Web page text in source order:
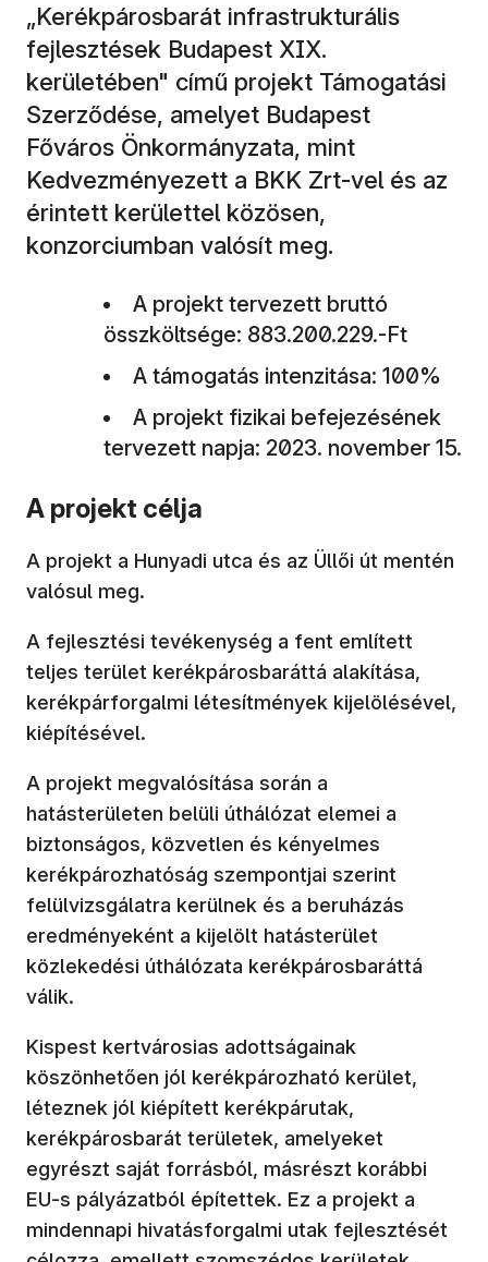
„Kerékpárosbarát infrastrukturális
fejlesztések Budapest XIX.
kerületében" című projekt Támogatási
Szerződése, amelyet Budapest
Főváros Önkormányzata, mint
Kedvezményezett a BKK Zrt-vel és az
érintett kerülettel közösen,
konzorciumban valósít meg.
A projekt tervezett bruttó
összköltsége: 883.200.229.-Ft
A támogatás intenzitása: 100%
A projekt fizikai befejezésének
tervezett napja: 2023. november 15.
A projekt célja
A projekt a Hunyadi utca és az Üllői út mentén
valósul meg.
A fejlesztési tevékenység a fent említett
teljes terület kerékpárosbaráttá alakítása,
kerékpárforgalmi létesítmények kijelölésével,
kiépítésével.
A projekt megvalósítása során a
hatásterületen belüli úthálózat elemei a
biztonságos, közvetlen és kényelmes
kerékpározhatóság szempontjai szerint
felülvizsgálatra kerülnek és a beruházás
eredményeként a kijelölt hatásterület
közlekedési úthálózata kerékpárosbaráttá
válik.
Kispest kertvárosias adottságainak
köszönhetően jól kerékpározható kerület,
léteznek jól kiépített kerékpárutak,
kerékpárosbarát területek, amelyeket
egyrészt saját forrásból, másrészt korábbi
EU-s pályázatból építettek. Ez a projekt a
mindennapi hivatásforgalmi utak fejlesztését